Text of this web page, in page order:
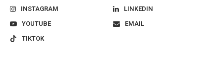
INSTAGRAM
LINKEDIN
YOUTUBE
EMAIL
TIKTOK